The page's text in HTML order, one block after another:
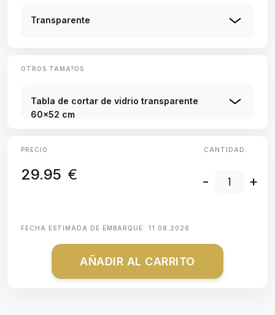
Transparente
OTROS TAMA?OS
Tabla de cortar de vidrio transparente
60x52 cm
PRECIO
29.95 €
CANTIDAD:
- +
FECHA ESTIMADA DE EMBARQUE: 11.08.2026
AÑADIR AL CARRITO